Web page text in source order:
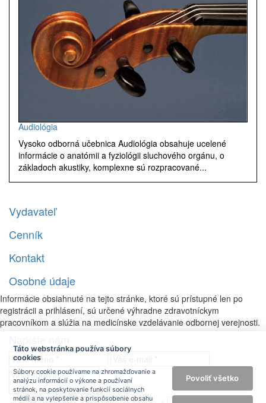
Audiológia
Vysoko odborná učebnica Audiológia obsahuje ucelené
informácie o anatómii a fyziológii sluchového orgánu, o
základoch akustiky, komplexne sú rozpracované...
Vydavateľ
Cenník
Kontakt
Osobné údaje
Informácie obsiahnuté na tejto stránke, ktoré sú prístupné len po
registrácii a prihlásení, sú určené výhradne zdravotníckym
pracovníkom a slúžia na medicínske vzdelávanie odbornej verejnosti.
Táto webstránka používa súbory
cookies
Súbory cookie používame na zhromažďovanie a
analýzu informácií o výkone a používaní
stránok, na poskytovanie funkcií sociálnych
médií a na vylepšenie a prispôsobenie obsahu
Povoliť všetko